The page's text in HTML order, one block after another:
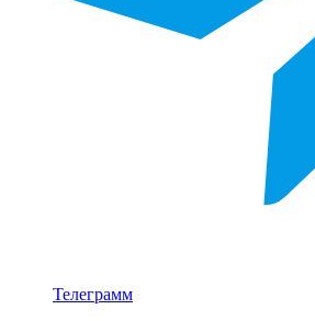
Телеграмм